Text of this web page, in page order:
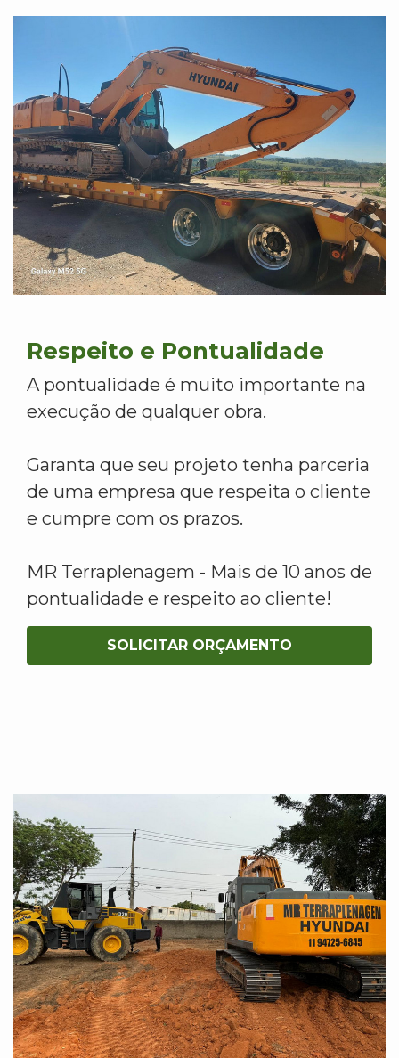
Respeito e Pontualidade
A pontualidade é muito importante na
execução de qualquer obra.
Garanta que seu projeto tenha parceria
de uma empresa que respeita o cliente
e cumpre com os prazos.
MR Terraplenagem - Mais de 10 anos de
pontualidade e respeito ao cliente!
SOLICITAR ORÇAMENTO